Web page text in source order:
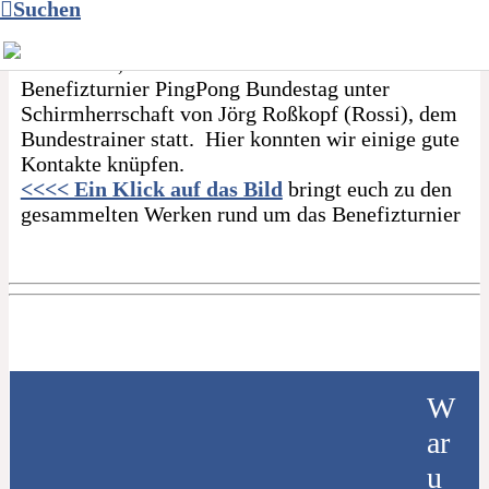
Suchen
Sporthalle am Bundestag gespielt. Mit
Bärbel Bas, Karl Lauterbach fand dort das
Benefizturnier PingPong Bundestag unter
Schirmherrschaft von Jörg Roßkopf (Rossi), dem
Bundestrainer statt. Hier konnten wir einige gute
Kontakte knüpfen.
<<<< Ein Klick auf das Bild bringt euch zu den
gesammelten Werken rund um das Benefizturnier
W
ar
u